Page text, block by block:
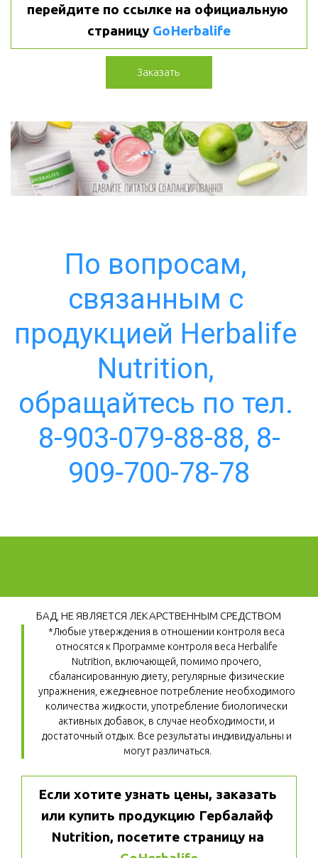
перейдите по ссылке на официальную
страницу GoHerbalife
Заказать
По вопросам,
связанным с
продукцией Herbalife
Nutrition,
обращайтесь по тел.
8-903-079-88-88, 8-
909-700-78-78
БАД, НЕ ЯВЛЯЕТСЯ ЛЕКАРСТВЕННЫМ СРЕДСТВОМ
*Любые утверждения в отношении контроля веса
относятся к Программе контроля веса Herbalife
Nutrition, включающей, помимо прочего,
сбалансированную диету, регулярные физические
упражнения, ежедневное потребление необходимого
количества жидкости, употребление биологически
активных добавок, в случае необходимости, и
достаточный отдых. Все результаты индивидуальны и
могут различаться.
Если хотите узнать цены, заказать
или купить продукцию Гербалайф